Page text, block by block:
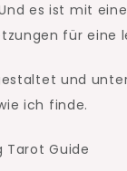
es ist mit
für eine
und
ich finde.